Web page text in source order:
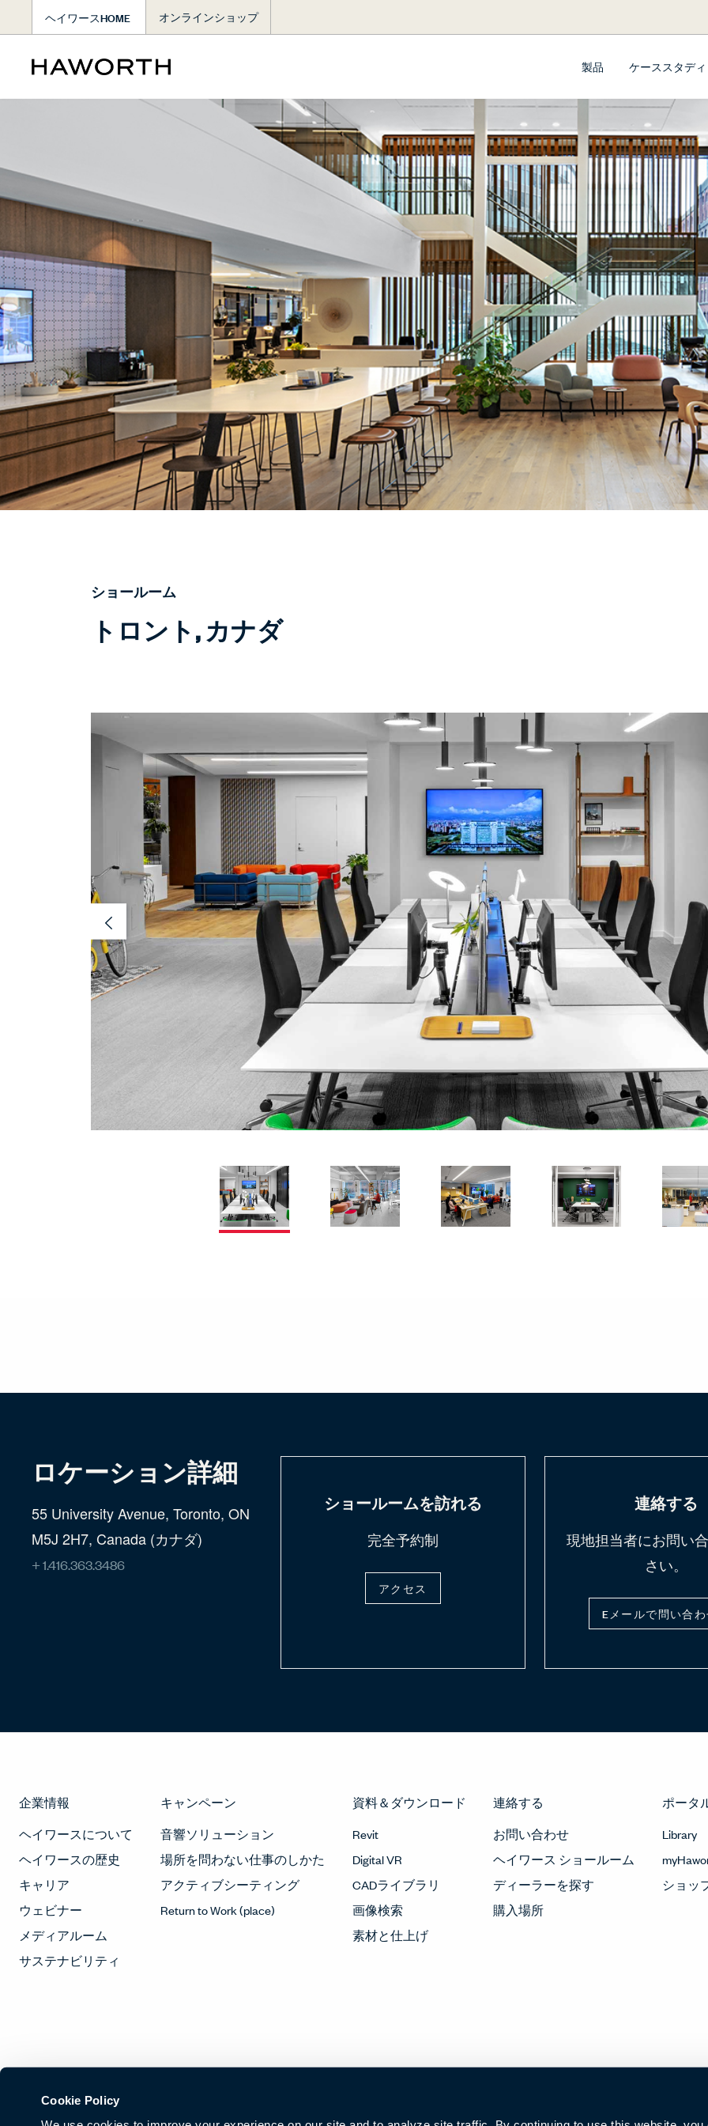
Cookie Policy
ヘイワースHOME オンラインショップ
製品 ケーススタディ
ショールーム
トロント, カナダ
Previous
ロケーション詳細
55 University Avenue, Toronto, ON
M5J 2H7, Canada (カナダ)
+ 1.416.363.3486
ショールームを訪れる
完全予約制
アクセス
連絡する
現地担当者にお問い
さい。
Eメールで問い合
企業情報
ヘイワースについて
ヘイワースの歴史
キャリア
ウェビナー
メディアルーム
サステナビリティ
キャンペーン
音響ソリューション
場所を問わない仕事のしかた
アクティブシーティング
Return to Work (place)
資料＆ダウンロード
Revit
Digital VR
CADライブラリ
画像検索
素材と仕上げ
連絡する
お問い合わせ
ヘイワース ショールーム
ディーラーを探す
購入場所
ポータ
Library
ショッ